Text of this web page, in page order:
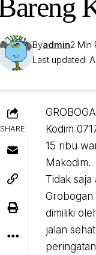
Bareng
Last updated:
Byadmin2 Min
SHARE
Kodim
15 ribu
Makodim.
Tidak
dimiliki
jalan